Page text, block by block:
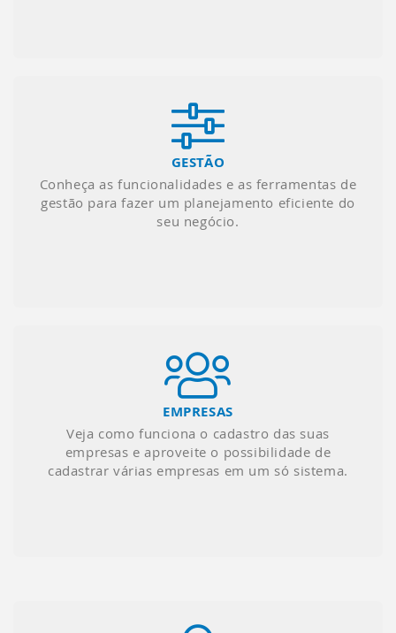
GESTÃO
Conheça as funcionalidades e as ferramentas de
gestão para fazer um planejamento eficiente do
seu negócio.
EMPRESAS
Veja como funciona o cadastro das suas
empresas e aproveite o possibilidade de
cadastrar várias empresas em um só sistema.